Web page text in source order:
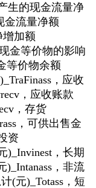
生的现金流量净
金流量净额
加额
金等价物的影响
等价物余额
，应收
，应收账款
，存货
，可供出售金
资
)_Invinest，长期
)_Intanass，非流
(元)_Totass，短